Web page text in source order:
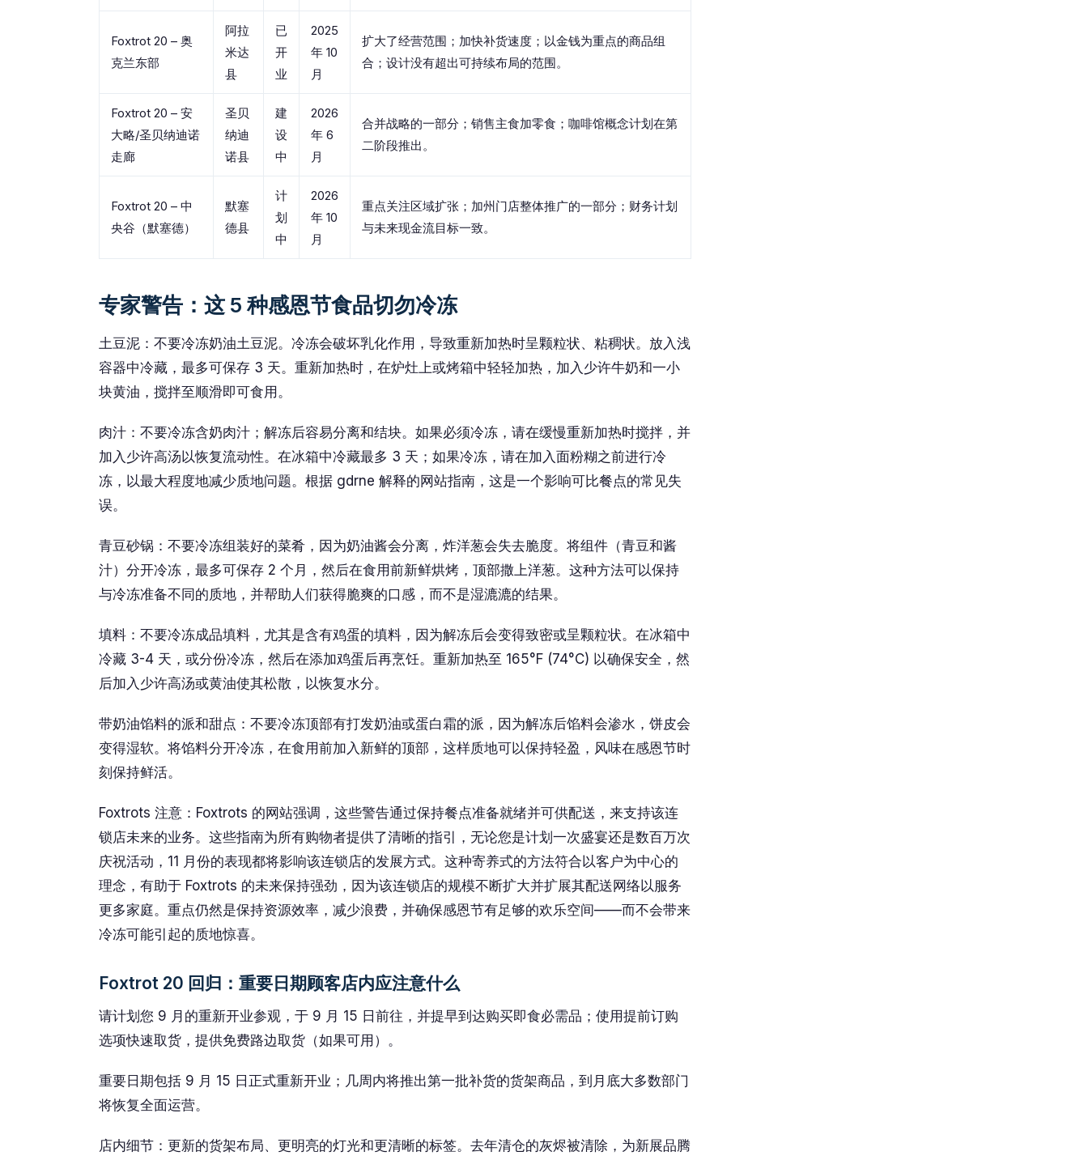
Foxtrot 20 – 奥
克兰东部
阿拉
米达
县
已
开
业
2025
年 10
月
扩大了经营范围；加快补货速度；以金钱为重点的商品组
合；设计没有超出可持续布局的范围。
Foxtrot 20 – 安
大略/圣贝纳迪诺
走廊
圣贝
纳迪
诺县
建
设
中
2026
年 6
月
合并战略的一部分；销售主食加零食；咖啡馆概念计划在第
二阶段推出。
Foxtrot 20 – 中
央谷（默塞德）
默塞
德县
计
划
中
2026
年 10
月
重点关注区域扩张；加州门店整体推广的一部分；财务计划
与未来现金流目标一致。
专家警告：这 5 种感恩节食品切勿冷冻
土豆泥：不要冷冻奶油土豆泥。冷冻会破坏乳化作用，导致重新加热时呈颗粒状、粘稠状。放入浅
容器中冷藏，最多可保存 3 天。重新加热时，在炉灶上或烤箱中轻轻加热，加入少许牛奶和一小
块黄油，搅拌至顺滑即可食用。
肉汁：不要冷冻含奶肉汁；解冻后容易分离和结块。如果必须冷冻，请在缓慢重新加热时搅拌，并
加入少许高汤以恢复流动性。在冰箱中冷藏最多 3 天；如果冷冻，请在加入面粉糊之前进行冷
冻，以最大程度地减少质地问题。根据 gdrne 解释的网站指南，这是一个影响可比餐点的常见失
误。
青豆砂锅：不要冷冻组装好的菜肴，因为奶油酱会分离，炸洋葱会失去脆度。将组件（青豆和酱
汁）分开冷冻，最多可保存 2 个月，然后在食用前新鲜烘烤，顶部撒上洋葱。这种方法可以保持
与冷冻准备不同的质地，并帮助人们获得脆爽的口感，而不是湿漉漉的结果。
填料：不要冷冻成品填料，尤其是含有鸡蛋的填料，因为解冻后会变得致密或呈颗粒状。在冰箱中
冷藏 3-4 天，或分份冷冻，然后在添加鸡蛋后再烹饪。重新加热至 165°F (74°C) 以确保安全，然
后加入少许高汤或黄油使其松散，以恢复水分。
带奶油馅料的派和甜点：不要冷冻顶部有打发奶油或蛋白霜的派，因为解冻后馅料会渗水，饼皮会
变得湿软。将馅料分开冷冻，在食用前加入新鲜的顶部，这样质地可以保持轻盈，风味在感恩节时
刻保持鲜活。
Foxtrots 注意：Foxtrots 的网站强调，这些警告通过保持餐点准备就绪并可供配送，来支持该连
锁店未来的业务。这些指南为所有购物者提供了清晰的指引，无论您是计划一次盛宴还是数百万次
庆祝活动，11 月份的表现都将影响该连锁店的发展方式。这种寄养式的方法符合以客户为中心的
理念，有助于 Foxtrots 的未来保持强劲，因为该连锁店的规模不断扩大并扩展其配送网络以服务
更多家庭。重点仍然是保持资源效率，减少浪费，并确保感恩节有足够的欢乐空间——而不会带来
冷冻可能引起的质地惊喜。
Foxtrot 20 回归：重要日期顾客店内应注意什么
请计划您 9 月的重新开业参观，于 9 月 15 日前往，并提早到达购买即食必需品；使用提前订购
选项快速取货，提供免费路边取货（如果可用）。
重要日期包括 9 月 15 日正式重新开业；几周内将推出第一批补货的货架商品，到月底大多数部门
将恢复全面运营。
店内细节：更新的货架布局、更明亮的灯光和更清晰的标签。去年清仓的灰烬被清除，为新展品腾